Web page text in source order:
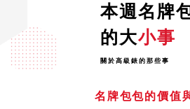
本週名牌
的大小事
關於高級錶的那些事
名牌包包的價值